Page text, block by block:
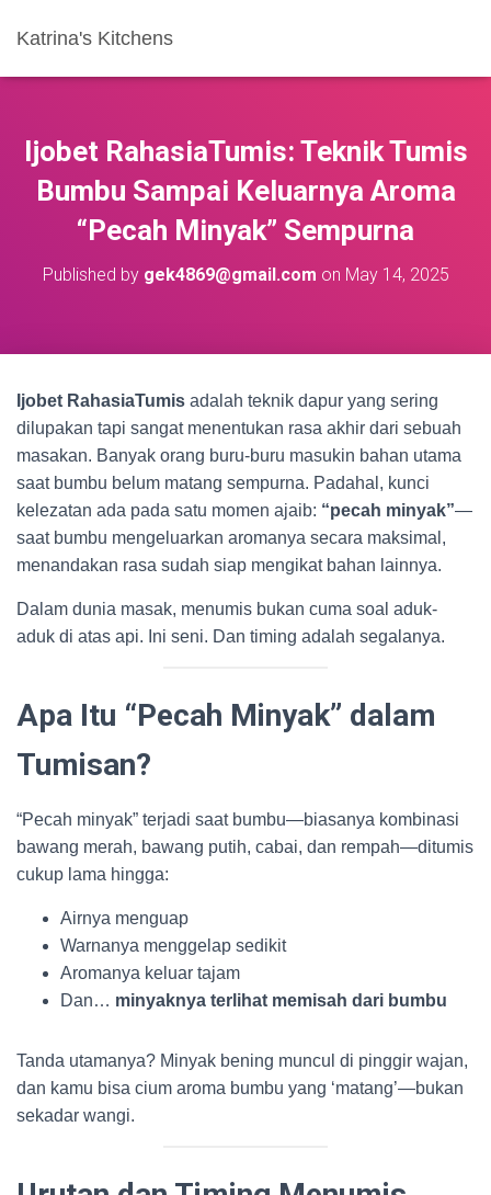
Katrina's Kitchens
Ijobet RahasiaTumis: Teknik Tumis
Bumbu Sampai Keluarnya Aroma
“Pecah Minyak” Sempurna
Published by gek4869@gmail.com on May 14, 2025
Ijobet RahasiaTumis adalah teknik dapur yang sering
dilupakan tapi sangat menentukan rasa akhir dari sebuah
masakan. Banyak orang buru-buru masukin bahan utama
saat bumbu belum matang sempurna. Padahal, kunci
kelezatan ada pada satu momen ajaib: “pecah minyak”—
saat bumbu mengeluarkan aromanya secara maksimal,
menandakan rasa sudah siap mengikat bahan lainnya.
Dalam dunia masak, menumis bukan cuma soal aduk-
aduk di atas api. Ini seni. Dan timing adalah segalanya.
Apa Itu “Pecah Minyak” dalam
Tumisan?
“Pecah minyak” terjadi saat bumbu—biasanya kombinasi
bawang merah, bawang putih, cabai, dan rempah—ditumis
cukup lama hingga:
Airnya menguap
Warnanya menggelap sedikit
Aromanya keluar tajam
Dan… minyaknya terlihat memisah dari bumbu
Tanda utamanya? Minyak bening muncul di pinggir wajan,
dan kamu bisa cium aroma bumbu yang ‘matang’—bukan
sekadar wangi.